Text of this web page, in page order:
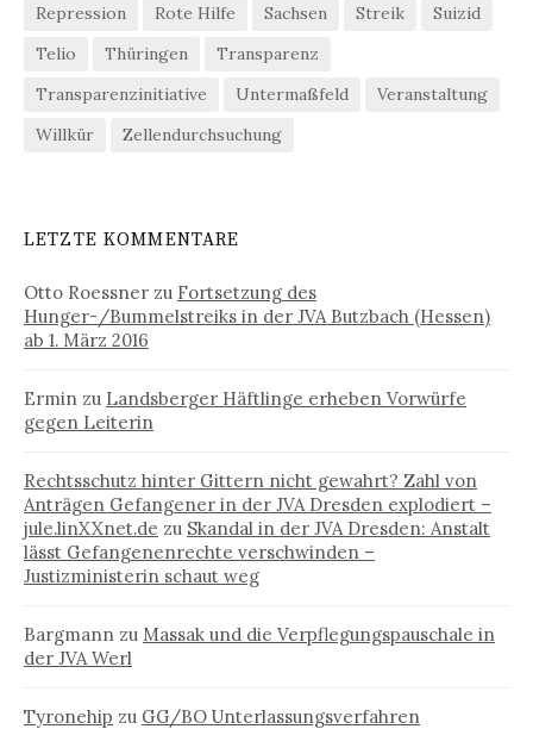
Repression
Rote Hilfe Sachsen Streik
Suizid
Telio
Thüringen
Transparenz
Transparenzinitiative
Untermaßfeld
Veranstaltung
Willkür
Zellendurchsuchung
LETZTE KOMMENTARE
Otto Roessner zu Fortsetzung des
Hunger-/Bummelstreiks in der JVA Butzbach (Hessen)
ab 1. März 2016
Ermin zu Landsberger Häftlinge erheben Vorwürfe
gegen Leiterin
Rechtsschutz hinter Gittern nicht gewahrt? Zahl von
Anträgen Gefangener in der JVA Dresden explodiert –
jule.linXXnet.de zu Skandal in der JVA Dresden: Anstalt
lässt Gefangenenrechte verschwinden –
Justizministerin schaut weg
Bargmann zu Massak und die Verpflegungspauschale in
der JVA Werl
Tyronehip zu GG/BO Unterlassungsverfahren